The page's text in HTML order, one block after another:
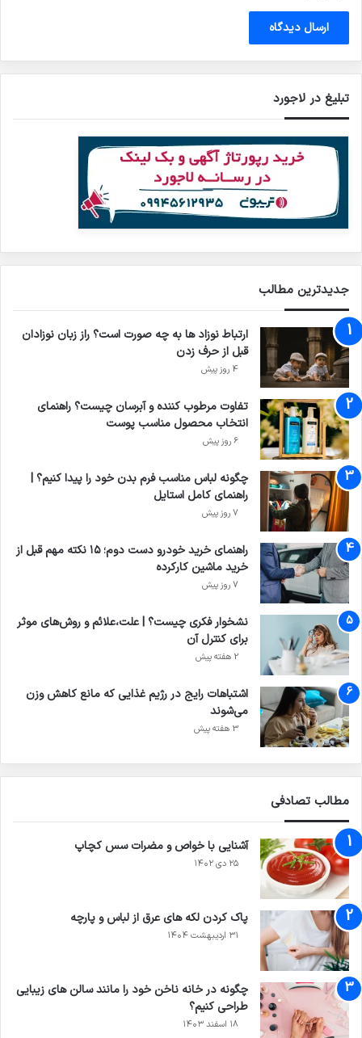
تبلیغ در لاجورد
جدیدترین مطالب
ارتباط نوزاد ها به چه صورت است؟ راز زبان نوزادان
قبل از حرف زدن
4 روز پیش
تفاوت مرطوب کننده و آبرسان چیست؟ راهنمای
انتخاب محصول مناسب پوست
6 روز پیش
چگونه لباس مناسب فرم بدن خود را پیدا کنیم؟ |
راهنمای کامل استایل
7 روز پیش
راهنمای خرید خودرو دست دوم؛ ۱۵ نکته مهم قبل از
خرید ماشین کارکرده
7 روز پیش
نشخوار فکری چیست؟ | علت،علائم و روش‌های موثر
برای کنترل آن
2 هفته پیش
اشتباهات رایج در رژیم غذایی که مانع کاهش وزن
می‌شوند
3 هفته پیش
مطالب تصادفی
آشنایی با خواص و مضرات سس کچاپ
۲۵ دی ۱۴۰۲
پاک کردن لکه های عرق از لباس و پارچه
۳۱ اردیبهشت ۱۴۰۴
چگونه در خانه ناخن خود را مانند سالن های زیبایی
طراحی کنیم؟
۱۸ اسفند ۱۴۰۳